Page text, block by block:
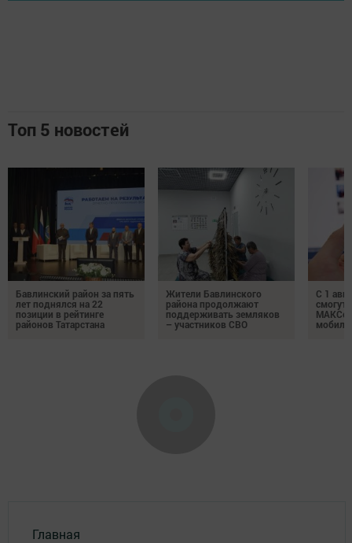
Топ 5 новостей
Бавлинский район за пять
лет поднялся на 22
позиции в рейтинге
районов Татарстана
Жители Бавлинского
района продолжают
поддерживать земляков
– участников СВО
С 1
смогут
Главная